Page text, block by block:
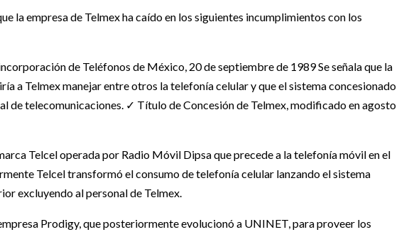
la empresa de Telmex ha caído en los siguientes incumplimientos con los
de Teléfonos de México, 20 de septiembre de 1989 Se señala que la
a Telmex manejar entre otros la telefonía celular y que el sistema concesionado
de telecomunicaciones. ✓ Título de Concesión de Telmex, modificado en agosto
Telcel operada por Radio Móvil Dipsa que precede a la telefonía móvil en el
Telcel transformó el consumo de telefonía celular lanzando el sistema
excluyendo al personal de Telmex.
Prodigy, que posteriormente evolucionó a UNINET, para proveer los